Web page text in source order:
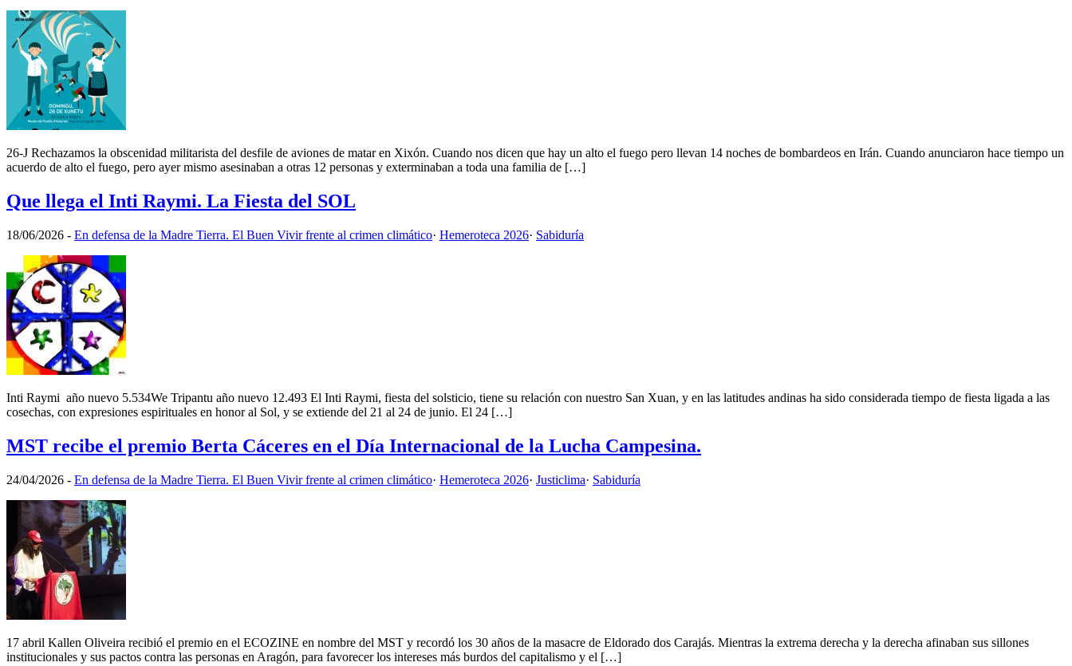
26-J Rechazamos la obscenidad militarista del desfile de aviones de matar en Xixón. Cuando nos dicen que hay un alto el fuego pero llevan 14 noches de bombardeos en Irán. Cuando anunciaron hace tiempo un
acuerdo de alto el fuego, pero ayer mismo asesinaban a otras 12 personas y exterminaban a toda una familia de […]
Que llega el Inti Raymi. La Fiesta del SOL
18/06/2026 - En defensa de la Madre Tierra. El Buen Vivir frente al crimen climático· Hemeroteca 2026· Sabiduría
Inti Raymi año nuevo 5.534We Tripantu año nuevo 12.493 El Inti Raymi, fiesta del solsticio, tiene su relación con nuestro San Xuan, y en las latitudes andinas ha sido considerada tiempo de fiesta ligada a las
cosechas, con expresiones espirituales en honor al Sol, y se extiende del 21 al 24 de junio. El 24 […]
MST recibe el premio Berta Cáceres en el Día Internacional de la Lucha Campesina.
24/04/2026 - En defensa de la Madre Tierra. El Buen Vivir frente al crimen climático· Hemeroteca 2026· Justiclima· Sabiduría
17 abril Kallen Oliveira recibió el premio en el ECOZINE en nombre del MST y recordó los 30 años de la masacre de Eldorado dos Carajás. Mientras la extrema derecha y la derecha afinaban sus sillones
institucionales y sus pactos contra las personas en Aragón, para favorecer los intereses más burdos del capitalismo y el […]